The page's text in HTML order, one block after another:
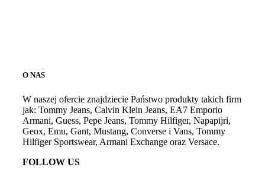
O NAS
W naszej ofercie znajdziecie Państwo produkty takich firm
jak: Tommy Jeans, Calvin Klein Jeans, EA7 Emporio
Armani, Guess, Pepe Jeans, Tommy Hilfiger, Napapijri,
Geox, Emu, Gant, Mustang, Converse i Vans, Tommy
Hilfiger Sportswear, Armani Exchange oraz Versace.
FOLLOW US